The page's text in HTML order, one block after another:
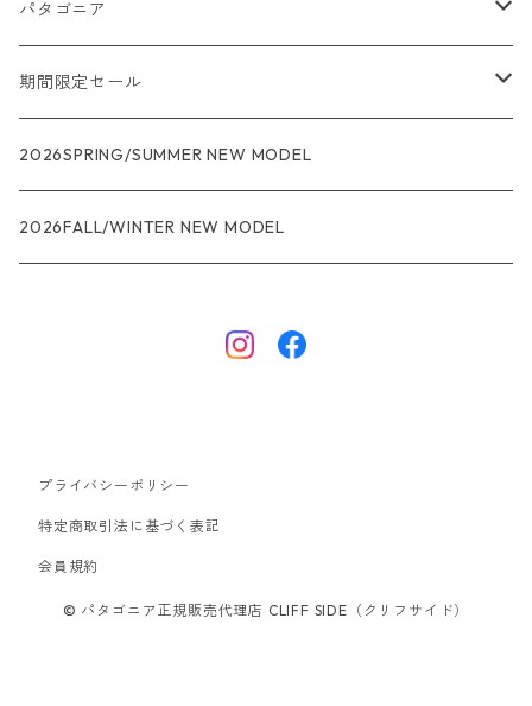
パタゴニア
メンズ
R1
R1エア
ウィメンズ
R1
ジャケット・アウター
スウェットシャツ・フーディ
ボードショーツ
期間限定セール
★★★
レインウェアー
2026SPRING/SUMMER NEW MODEL
2026FALL/WINTER NEW MODEL
プライバシーポリシー
特定商取引法に基づく表記
会員規約
© パタゴニア正規販売代理店 CLIFF SIDE（クリフサイド）